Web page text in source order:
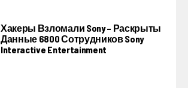
Хакеры Взломали Sony – Раскрыты
Данные 6800 Сотрудников Sony
Interactive Entertainment